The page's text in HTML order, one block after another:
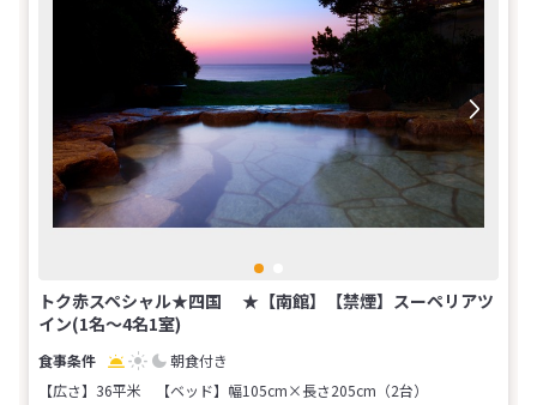
トク赤スペシャル★四国 ★【南館】【禁煙】スーペリアツ
イン(1名～4名1室)
朝食付き
【広さ】36平米
【ベッド】幅105cm×長さ205cm（2台）